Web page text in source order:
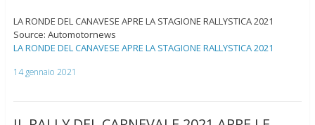
LA RONDE DEL CANAVESE APRE LA STAGIONE RALLYSTICA 2021
Source: Automotornews
LA RONDE DEL CANAVESE APRE LA STAGIONE RALLYSTICA 2021
14 gennaio 2021